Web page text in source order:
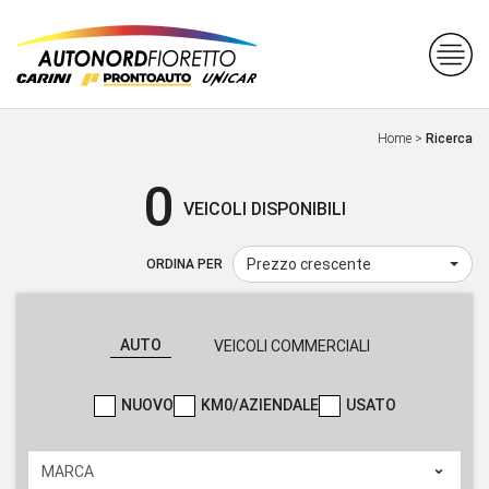
Home > Ricerca
0 VEICOLI DISPONIBILI
ORDINA PER Prezzo crescente
AUTO VEICOLI COMMERCIALI
NUOVO KM0/AZIENDALE USATO